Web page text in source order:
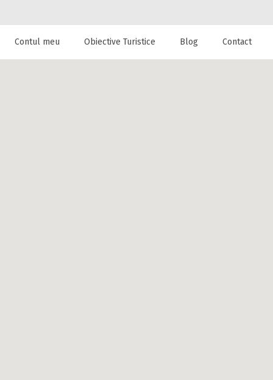
cazare la
Contul meu Obiective Turistice Blog Contact